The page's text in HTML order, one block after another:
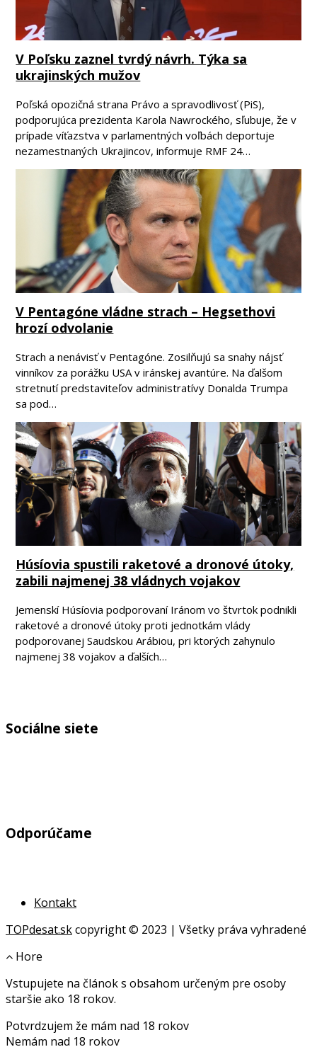
V Poľsku zaznel tvrdý návrh. Týka sa
ukrajinských mužov
Poľská opozičná strana Právo a spravodlivosť (PiS),
podporujúca prezidenta Karola Nawrockého, sľubuje, že v
prípade víťazstva v parlamentných voľbách deportuje
nezamestnaných Ukrajincov, informuje RMF 24…
V Pentagóne vládne strach – Hegsethovi
hrozí odvolanie
Strach a nenávisť v Pentagóne. Zosilňujú sa snahy nájsť
vinníkov za porážku USA v iránskej avantúre. Na ďalšom
stretnutí predstaviteľov administratívy Donalda Trumpa
sa pod…
Húsíovia spustili raketové a dronové útoky,
zabili najmenej 38 vládnych vojakov
Jemenskí Húsíovia podporovaní Iránom vo štvrtok podnikli
raketové a dronové útoky proti jednotkám vlády
podporovanej Saudskou Arábiou, pri ktorých zahynulo
najmenej 38 vojakov a ďalších…
Sociálne siete
Odporúčame
Kontakt
TOPdesat.skcopyright © 2023 | Všetky práva vyhradené
Hore
online
geldanlagen
Vstupujete na článok s obsahom určeným pre osoby
staršie ako 18 rokov.
Potvrdzujem že mám nad 18 rokov
Nemám nad 18 rokov